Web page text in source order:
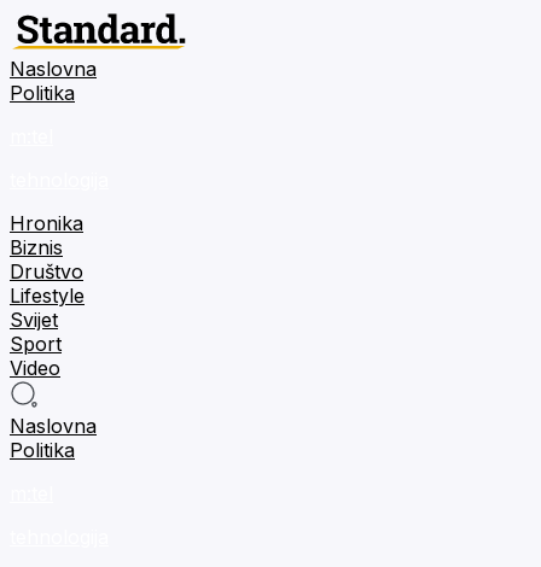
Naslovna
Politika
Hronika
Biznis
Društvo
Lifestyle
Svijet
Sport
Video
Naslovna
Politika